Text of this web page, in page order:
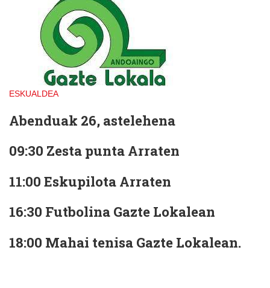
ESKUALDEA
Abenduak 26, astelehena
09:30 Zesta punta Arraten
11:00 Eskupilota Arraten
16:30 Futbolina Gazte Lokalean
18:00 Mahai tenisa Gazte Lokalean.